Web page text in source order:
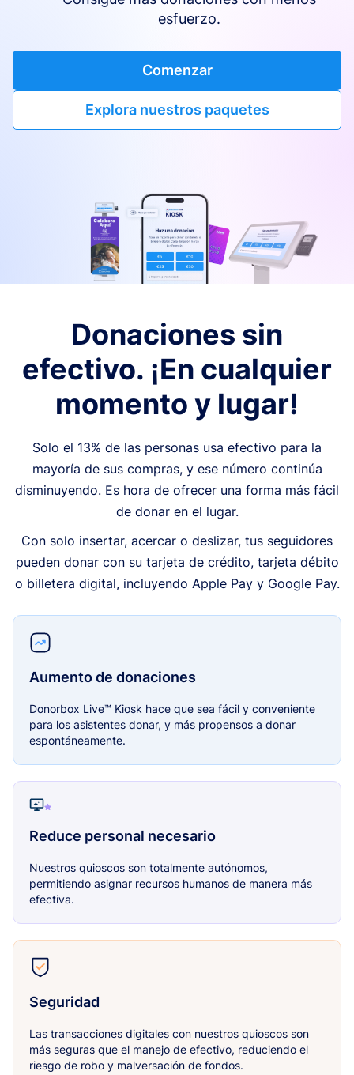
esfuerzo.
Comenzar
Explora nuestros paquetes
Donaciones sin
efectivo. ¡En cualquier
momento y lugar!
Solo el 13% de las personas usa efectivo para la
mayoría de sus compras, y ese número continúa
disminuyendo. Es hora de ofrecer una forma más fácil
de donar en el lugar.
Con solo insertar, acercar o deslizar, tus seguidores
pueden donar con su tarjeta de crédito, tarjeta débito
o billetera digital, incluyendo Apple Pay y Google Pay.
Aumento de donaciones
Donorbox Live™ Kiosk hace que sea fácil y conveniente
para los asistentes donar, y más propensos a donar
espontáneamente.
Reduce personal necesario
Nuestros quioscos son totalmente autónomos,
permitiendo asignar recursos humanos de manera más
efectiva.
Seguridad
Las transacciones digitales con nuestros quioscos son
más seguras que el manejo de efectivo, reduciendo el
riesgo de robo y malversación de fondos.